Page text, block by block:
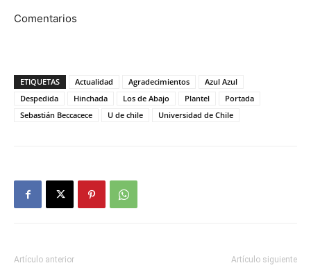
Comentarios
ETIQUETAS Actualidad Agradecimientos
Azul Azul
Despedida
Hinchada Los de Abajo Plantel
Portada
Sebastián Beccacece
U de chile Universidad de Chile
Artículo anterior Artículo siguiente